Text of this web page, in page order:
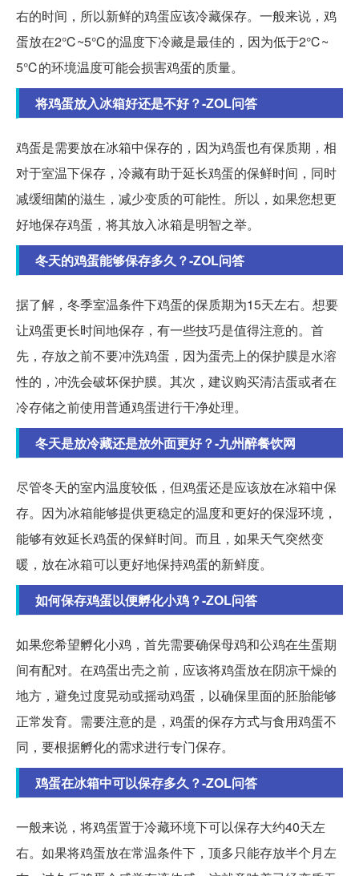
右的时间，所以新鲜的鸡蛋应该冷藏保存。一般来说，鸡
蛋放在2℃~5℃的温度下冷藏是最佳的，因为低于2℃~
5℃的环境温度可能会损害鸡蛋的质量。
将鸡蛋放入冰箱好还是不好？-ZOL问答
鸡蛋是需要放在冰箱中保存的，因为鸡蛋也有保质期，相
对于室温下保存，冷藏有助于延长鸡蛋的保鲜时间，同时
减缓细菌的滋生，减少变质的可能性。所以，如果您想更
好地保存鸡蛋，将其放入冰箱是明智之举。
冬天的鸡蛋能够保存多久？-ZOL问答
据了解，冬季室温条件下鸡蛋的保质期为15天左右。想要
让鸡蛋更长时间地保存，有一些技巧是值得注意的。首
先，存放之前不要冲洗鸡蛋，因为蛋壳上的保护膜是水溶
性的，冲洗会破坏保护膜。其次，建议购买清洁蛋或者在
冷存储之前使用普通鸡蛋进行干净处理。
冬天是放冷藏还是放外面更好？-九州醉餐饮网
尽管冬天的室内温度较低，但鸡蛋还是应该放在冰箱中保
存。因为冰箱能够提供更稳定的温度和更好的保湿环境，
能够有效延长鸡蛋的保鲜时间。而且，如果天气突然变
暖，放在冰箱可以更好地保持鸡蛋的新鲜度。
如何保存鸡蛋以便孵化小鸡？-ZOL问答
如果您希望孵化小鸡，首先需要确保母鸡和公鸡在生蛋期
间有配对。在鸡蛋出壳之前，应该将鸡蛋放在阴凉干燥的
地方，避免过度晃动或摇动鸡蛋，以确保里面的胚胎能够
正常发育。需要注意的是，鸡蛋的保存方式与食用鸡蛋不
同，要根据孵化的需求进行专门保存。
鸡蛋在冰箱中可以保存多久？-ZOL问答
一般来说，将鸡蛋置于冷藏环境下可以保存大约40天左
右。如果将鸡蛋放在常温条件下，顶多只能存放半个月左